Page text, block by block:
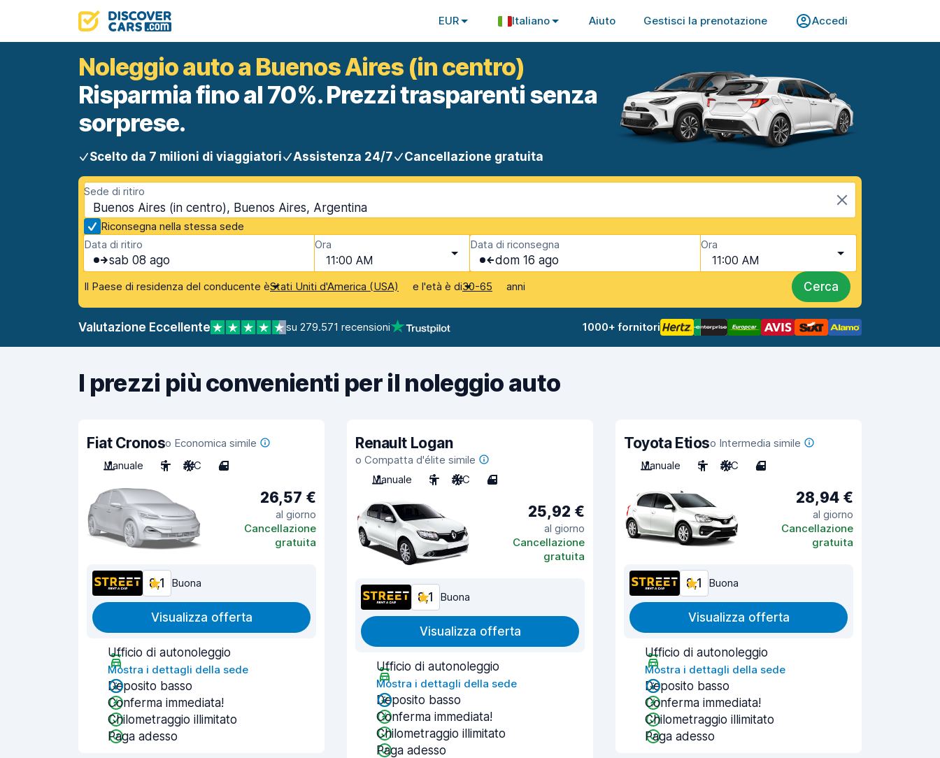
EUR Italiano Aiuto Gestisci la prenotazione Accedi
Noleggio auto a Buenos Aires (in centro)
Risparmia fino al 70%. Prezzi trasparenti senza
sorprese.
Scelto da 7 milioni di viaggiatori Assistenza 24/7 Cancellazione gratuita
Sede di ritiro
Buenos Aires (in centro), Buenos Aires, Argentina
Riconsegna nella stessa sede
Data di ritiro
sab 08 ago
Ora
11:00 AM
Data di riconsegna
dom 16 ago
Ora
11:00 AM
Il Paese di residenza del conducente èStati Uniti d'America (USA) e l'età è di30-65 anni Cerca
Valutazione Eccellente su 279.571 recensioni 1000+ fornitori
I prezzi più convenienti per il noleggio auto
Fiat Cronoso Economica simile
Manuale
5 A/C 4
26,57 €
al giorno
Cancellazione
gratuita
8,1 Buona
Visualizza offerta
Ufficio di autonoleggio
Mostra i dettagli della sede
Deposito basso
Conferma immediata!
Chilometraggio illimitato
Paga adesso
Renault Logan
o Compatta d'élite simile
Manuale
5 A/C 4
25,92 €
al giorno
Cancellazione
gratuita
8,1 Buona
Visualizza offerta
Ufficio di autonoleggio
Mostra i dettagli della sede
Deposito basso
Conferma immediata!
Chilometraggio illimitato
Paga adesso
Toyota Etioso Intermedia simile
Manuale
5 A/C 4
28,94 €
al giorno
Cancellazione
gratuita
8,1 Buona
Visualizza offerta
Ufficio di autonoleggio
Mostra i dettagli della sede
Deposito basso
Conferma immediata!
Chilometraggio illimitato
Paga adesso